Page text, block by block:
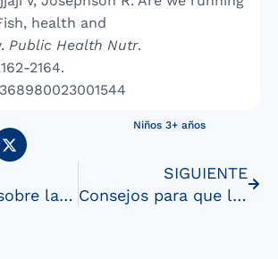
health and
Public Health Nutr.
2164.
Niños 3+ años
Conceptos sobre la nutrición infantil
SIGUIENTE
Consejos para que los niños coman verduras